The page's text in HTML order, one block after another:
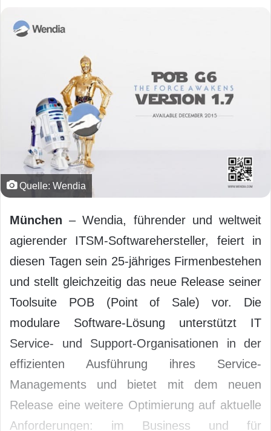
Quelle: Wendia
München – Wendia, führender und weltweit
agierender ITSM-Softwarehersteller, feiert in
diesen Tagen sein 25-jähriges Firmenbestehen
und stellt gleichzeitig das neue Release seiner
Toolsuite POB (Point of Sale) vor. Die
modulare Software-Lösung unterstützt IT
Service- und Support-Organisationen in der
effizienten Ausführung ihres Service-
Managements und bietet mit dem neuen
Release eine weitere Optimierung auf aktuelle
Anforderungen: im Business und für